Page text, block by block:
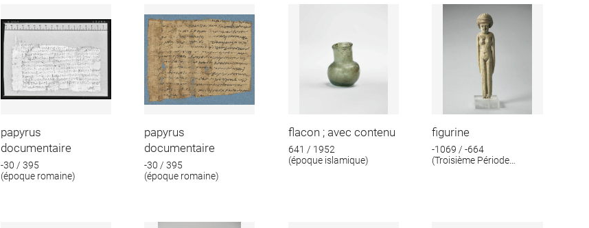
papyrus
documentaire
-30 / 395
(époque romaine)
papyrus
documentaire
-30 / 395
(époque romaine)
flacon ; avec contenu
641 / 1952
(époque islamique)
figurine
-1069 / -664
(Troisième Période